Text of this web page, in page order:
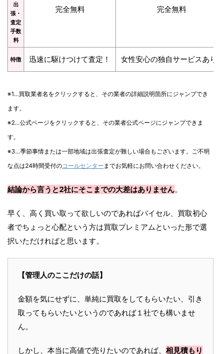
出
張・
査定
手数
料
完全無料 完全無料
特徴 迅速に駆けつけて査定！ 女性安心の独自サービスあり
※1…買取業者名をクリックすると、その業者の詳細説明箇所にジャンプでき
ます。
※2…公式ページをクリックすると、その業者公式ページにジャンプできま
す。
※3…季節事情または一部地域は出張査定が難しい場合もございます。ご不明
な点は24時間受付のコールセンター までお気軽にお問い合わせください。
結論から言うと2社にそこまでの大差はありません。
早く、高く買い取って欲しいのであればバイセル、買取初心
者でちょっと心配という方は買取プレミアムといった形で選
択いただければと思います。
【管理人のここだけの話】
金額を気にせずに、単純に買取をしてもらいたい、引き
取ってもらいたいというのであれば１社でも構いませ
ん。
しかし、本当に高値で売りたいのであれば、 相見積もり